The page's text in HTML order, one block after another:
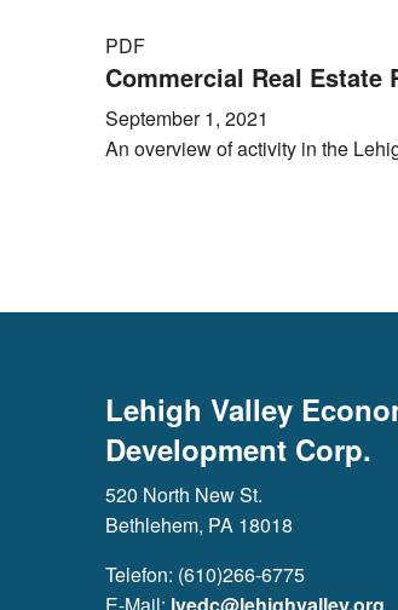
PDF
Commercial Real Estate
September 1, 2021
An overview of activity in the
Lehigh Valley
Development Corp.
520 North New St.
Bethlehem, PA 18018
Telefon: (610)266-6775
E-Mail: lvedc@lehighvalley.org